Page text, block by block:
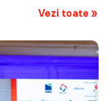
Vezi toate